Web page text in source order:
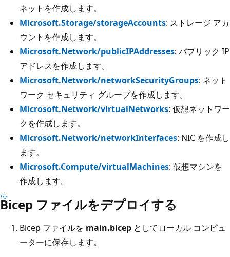
ネットを作成します。
Microsoft.Storage/storageAccounts: ストレージ アカ
ウントを作成します。
Microsoft.Network/publicIPAddresses: パブリック IP
アドレスを作成します。
Microsoft.Network/networkSecurityGroups: ネット
ワーク セキュリティ グループを作成します。
Microsoft.Network/virtualNetworks: 仮想ネットワー
クを作成します。
Microsoft.Network/networkInterfaces: NIC を作成し
ます。
Microsoft.Compute/virtualMachines: 仮想マシンを
作成します。
Bicep ファイルをデプロイする
Bicep ファイルを main.bicep としてローカル コンピュ
ーターに保存します。